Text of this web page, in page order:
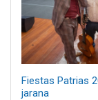
Fiestas Patrias
jarana